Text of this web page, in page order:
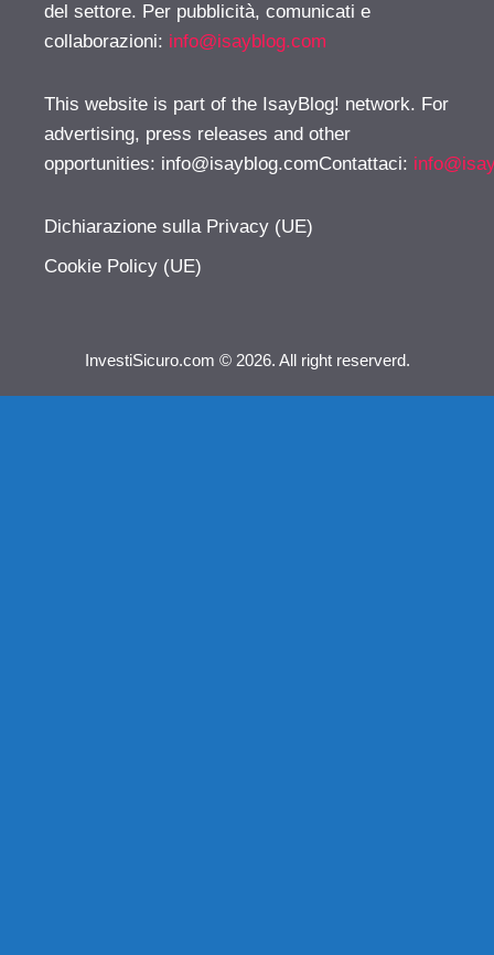
del settore. Per pubblicità, comunicati e
collaborazioni: info@isayblog.com
This website is part of the IsayBlog! network. For
advertising, press releases and other
opportunities: info@isayblog.comContattaci:
Dichiarazione sulla Privacy (UE)
Cookie Policy (UE)
InvestiSicuro.com © 2026. All right reserverd.